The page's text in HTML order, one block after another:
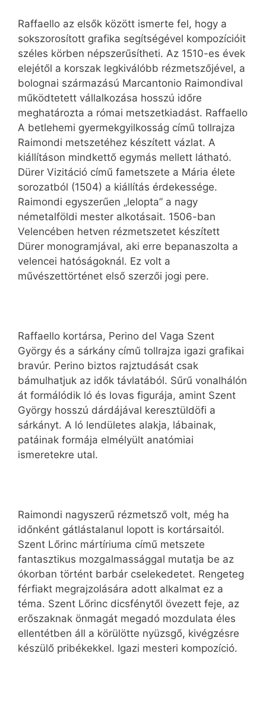
Raffaello az elsők között ismerte fel, hogy a
sokszorosított grafika segítségével kompozícióit
széles körben népszerűsítheti. Az 1510-es évek
elejétől a korszak legkiválóbb rézmetszőjével, a
bolognai származású Marcantonio Raimondival
működtetett vállalkozása hosszú időre
meghatározta a római metszetkiadást. Raffaello
A betlehemi gyermekgyilkosság című tollrajza
Raimondi metszetéhez készített vázlat. A
kiállításon mindkettő egymás mellett látható.
Dürer Vizitáció című fametszete a Mária élete
sorozatból (1504) a kiállítás érdekessége.
Raimondi egyszerűen „lelopta” a nagy
németalföldi mester alkotásait. 1506-ban
Velencében hetven rézmetszetet készített
Dürer monogramjával, aki erre bepanaszolta a
velencei hatóságoknál. Ez volt a
művészettörténet első szerzői jogi pere.
Raffaello kortársa, Perino del Vaga Szent
György és a sárkány című tollrajza igazi grafikai
bravúr. Perino biztos rajztudását csak
bámulhatjuk az idők távlatából. Sűrű vonalhálón
át formálódik ló és lovas figurája, amint Szent
György hosszú dárdájával keresztüldöfi a
sárkányt. A ló lendületes alakja, lábainak,
patáinak formája elmélyült anatómiai
ismeretekre utal.
Raimondi nagyszerű rézmetsző volt, még ha
időnként gátlástalanul lopott is kortársaitól.
Szent Lőrinc mártíriuma című metszete
fantasztikus mozgalmassággal mutatja be az
ókorban történt barbár cselekedetet. Rengeteg
férfiakt megrajzolására adott alkalmat ez a
téma. Szent Lőrinc dicsfénytől övezett feje, az
erőszaknak önmagát megadó mozdulata éles
ellentétben áll a körülötte nyüzsgő, kivégzésre
készülő pribékekkel. Igazi mesteri kompozíció.